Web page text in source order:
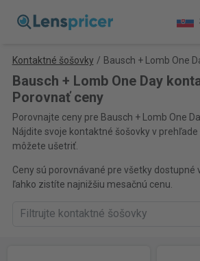
Kontaktné šošovky / Bausch + Lomb One
Bausch + Lomb One Day
Porovnať ceny
Porovnajte ceny pre Bausch + Lomb One
Nájdite svoje kontaktné šošovky v
môžete ušetriť.
Ceny sú porovnávané pre všetky dostupné
ľahko zistíte najnižšiu mesačnú cenu.